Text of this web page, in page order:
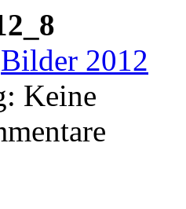
Bilder 2012
Keine